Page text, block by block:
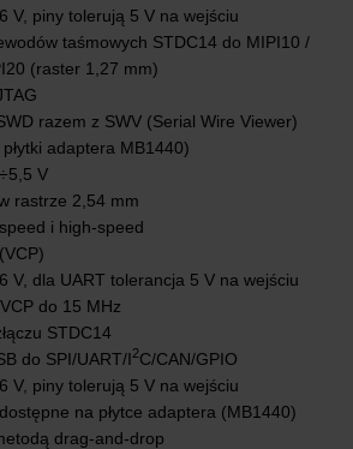
V, piny tolerują 5 V na wejściu
taśmowych STDC14 do MIPI10 /
(raster 1,27 mm)
razem z SWV (Serial Wire Viewer)
adaptera MB1440)
V
rastrze 2,54 mm
i high-speed
V, dla UART tolerancja 5 V na wejściu
do 15 MHz
STDC14
do SPI/UART/I2C/CAN/GPIO
V, piny tolerują 5 V na wejściu
na płytce adaptera (MB1440)
drag-and-drop